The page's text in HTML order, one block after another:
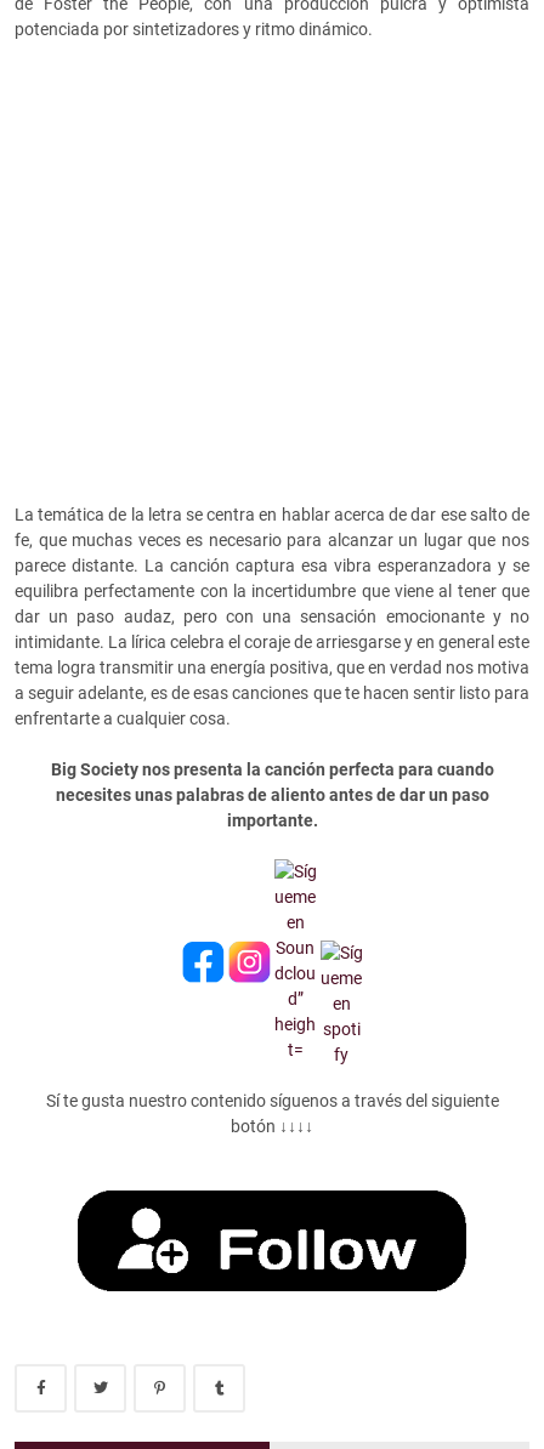
de Foster the People, con una producción pulcra y optimista
potenciada por sintetizadores y ritmo dinámico.
La temática de la letra se centra en hablar acerca de dar ese salto de
fe, que muchas veces es necesario para alcanzar un lugar que nos
parece distante. La canción captura esa vibra esperanzadora y se
equilibra perfectamente con la incertidumbre que viene al tener que
dar un paso audaz, pero con una sensación emocionante y no
intimidante. La lírica celebra el coraje de arriesgarse y en general este
tema logra transmitir una energía positiva, que en verdad nos motiva
a seguir adelante, es de esas canciones que te hacen sentir listo para
enfrentarte a cualquier cosa.
Big Society nos presenta la canción perfecta para cuando
necesites unas palabras de aliento antes de dar un paso
importante.
Sí te gusta nuestro contenido síguenos a través del siguiente
botón ↓↓↓↓